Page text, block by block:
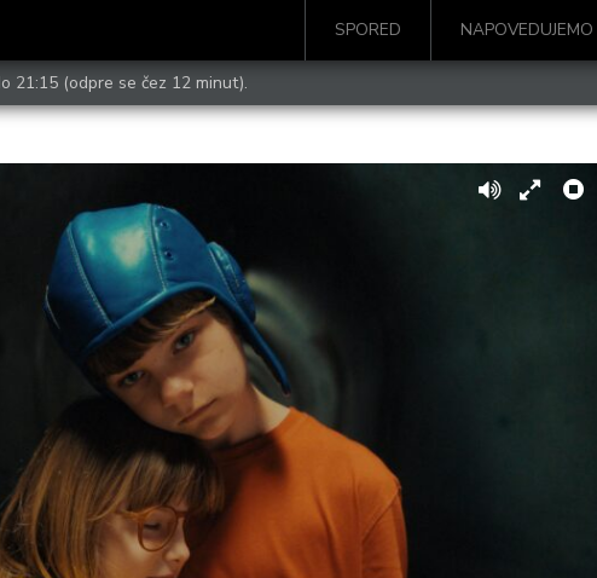
SPORED NAPOVEDUJEMO
21:15 (odpre se čez 12 minut).